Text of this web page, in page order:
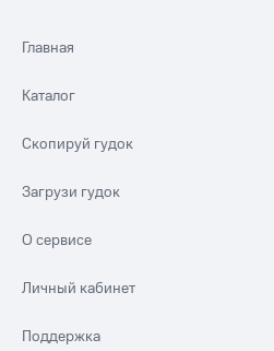
Главная
Каталог
Скопируй гудок
Загрузи гудок
О сервисе
Личный кабинет
Поддержка